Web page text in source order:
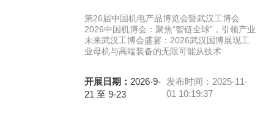
第26届中国机电产品博览会暨武汉工博会
2026中国机博会：聚焦“智链全球”，引领产业
未来武汉工博会盛宴：2026武汉国博展现工
业母机与高端装备的无限可能从技术
开展日期： 2026-9-
21 至 9-23
发布时间：2025-11-
01 10:19:37